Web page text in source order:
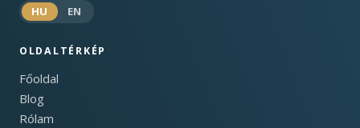
HU EN
OLDALTÉRKÉP
Főoldal
Blog
Rólam